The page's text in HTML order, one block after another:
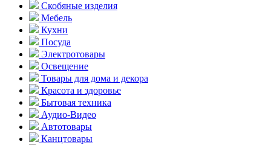
Скобяные изделия
Мебель
Кухни
Посуда
Электротовары
Освещение
Товары для дома и декора
Красота и здоровье
Бытовая техника
Аудио-Видео
Автотовары
Канцтовары